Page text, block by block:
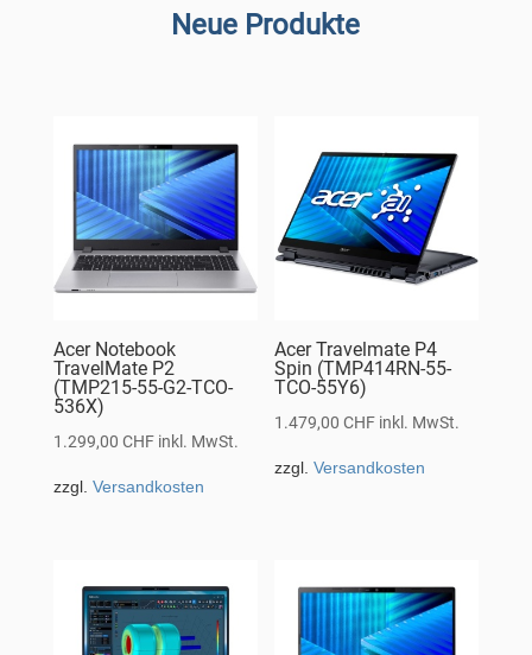
Neue Produkte
Acer Notebook
TravelMate P2
(TMP215-55-G2-TCO-
536X)
1.299,00 CHF inkl. MwSt.
zzgl. Versandkosten
Acer Travelmate P4
Spin (TMP414RN-55-
TCO-55Y6)
1.479,00CHF inkl. MwSt.
zzgl.Versandkosten